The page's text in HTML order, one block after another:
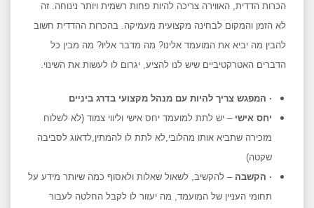
הכרות הדדית, האווירה צריכה להיות פחות רשמית ויותר נינוחה. זה
לא הזמן והמקום לבחינה מקצועית מעמיקה. בהכרות ההדדית חשוב
להבין מה יביא את המועמד אלינו? מה מדבר אליו? מה מבין כל
הדברים האטרקטיביים שיש לנו להציע, יגרום לו לעשות את השינוי.
· המפגש צריך להיות עם מנהל מקצועי בדרג ביניים
יחס אישי – יש לתת למועמד יחס אישי וליווי צמוד (לא לשלוח
מזכירה שתביא אותו מהלובי,לא לתת לו להמתין,לדאוג לסביבה
שקטה)
· הקשבה– להקשיב, לשאול שאלות ולאסוף כמה שיותר מידע על
תחומי העניין של המועמד, מה יעזור לו לקבל החלטה לעבור